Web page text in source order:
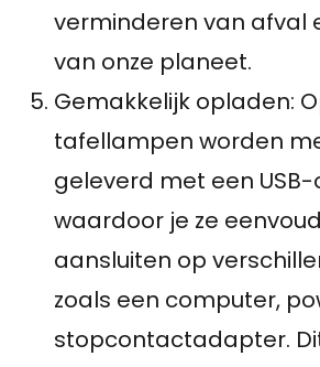
verminderen van afval
van onze planeet.
Gemakkelijk opladen:
tafellampen worden
geleverd met een
waardoor je ze
aansluiten op
zoals een computer,
stopcontactadapter.